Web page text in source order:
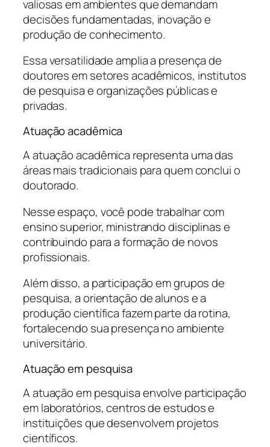
valiosas em ambientes que demandam
decisões fundamentadas, inovação e
produção de conhecimento.
Essa versatilidade amplia a presença de
doutores em setores acadêmicos, institutos
de pesquisa e organizações públicas e
privadas.
Atuação acadêmica
A atuação acadêmica representa uma das
áreas mais tradicionais para quem conclui o
doutorado.
Nesse espaço, você pode trabalhar com
ensino superior, ministrando disciplinas e
contribuindo para a formação de novos
profissionais.
Além disso, a participação em grupos de
pesquisa, a orientação de alunos e a
produção científica fazem parte da rotina,
fortalecendo sua presença no ambiente
universitário.
Atuação em pesquisa
A atuação em pesquisa envolve participação
em laboratórios, centros de estudos e
instituições que desenvolvem projetos
científicos.